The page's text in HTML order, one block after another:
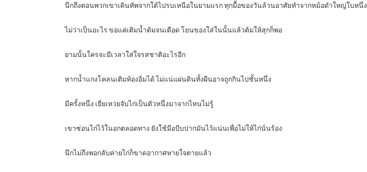
นึกถึงตอนพวกเขาเดินทัพจากใต้ไปรบเหนือในยามแรก ทุกมื้อของวันล้วนอาศัยทำจากหม้อดำใหญ่ใบหนึ่ง
ไม่ว่าเป็นอะไร ขอแค่เติมน้ำต้มจนเดือด โยนของใส่ในนั้นแล้วต้มให้สุกก็พอ
ยามนั้นใครจะมีเวลาใส่ใจรสชาติอะไรอีก
หากน้ำแกงโคลนเติมท้องอิ่มได้ ไม่แน่แผ่นดินทั้งผืนอาจถูกกินไปชั้นหนึ่ง
มีครั้งหนึ่ง เยี่ยเหว่ยจับไก่เป็นตัวหนึ่งมาจากไหนไม่รู้
เขาซ่อนไก่ไว้ในอกตลอดทาง ยังใช้มือบีบปากมันไว้แน่นเพื่อไม่ให้ไก่นั่นร้อง
นึกไม่ถึงพอกลับค่ายไก่ก็ขาดอากาศหายใจตายแล้ว